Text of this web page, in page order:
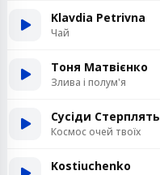
Klavdia Petrivna
Чай
Тоня Матвієнко
Злива і полум'я
Сусіди Стерплять
Космос очей твоїх
Kostiuchenko